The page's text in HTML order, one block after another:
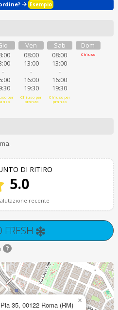
Esempio
-
per
Ven
08:00
13:00
-
16:00
19:30
Chiuso per
pranzo
Sab
08:00
13:00
-
16:00
19:30
Chiuso per
pranzo
Dom
Chiuso
DI RITIRO
5.0
recente
FRESH
35, 00122 Roma (RM) ×